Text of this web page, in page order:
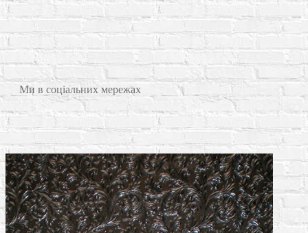
Ми в соціальних мережах